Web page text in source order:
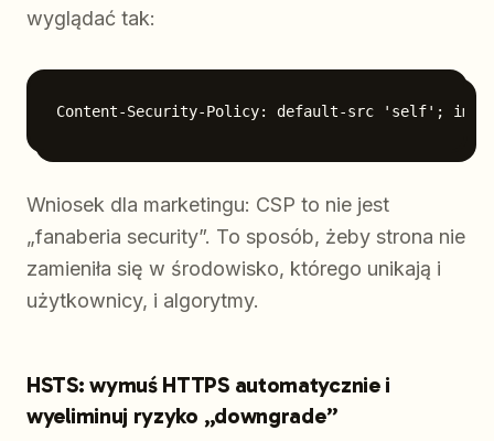
wyglądać tak:
Wniosek dla marketingu: CSP to nie jest
„fanaberia security”. To sposób, żeby strona nie
zamieniła się w środowisko, którego unikają i
użytkownicy, i algorytmy.
HSTS: wymuś HTTPS automatycznie i
wyeliminuj ryzyko „downgrade”